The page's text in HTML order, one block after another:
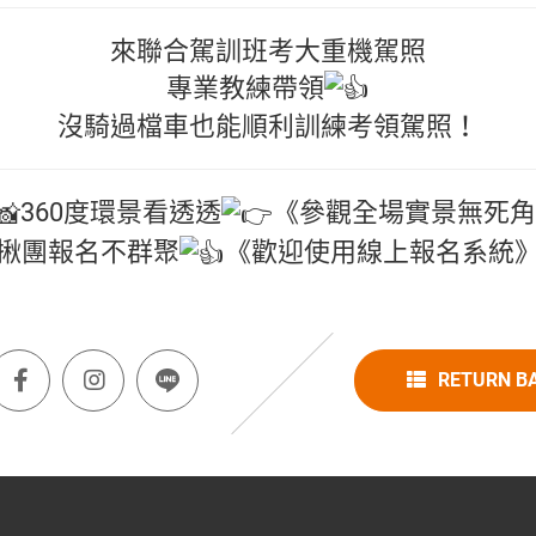
來聯合駕訓班考大重機駕照
專業教練帶領
沒騎過檔車也能順利訓練考領駕照！
360度環景看透透
《參觀全場實景無死角
團報名不群聚
《歡迎使用線上報名系統》
RETURN